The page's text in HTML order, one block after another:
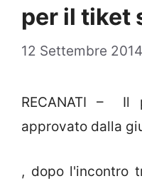
per il tiket
12 Settembre 2014
RECANATI – Il
approvato dalla
, dopo l'incontro